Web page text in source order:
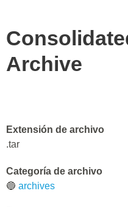
Archive
Extensión de archivo
.tar
Categoría de archivo
🔵 archives